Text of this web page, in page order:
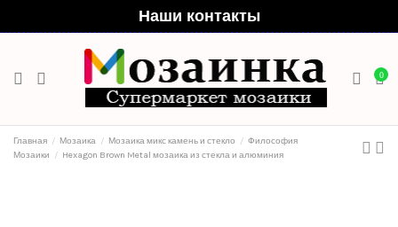
Наши контакты
0
Главная Мозаика Мозаика микс камень и стекло
Философия
Мозаики
Hexagon Brown Metal мозаика из стекла и алюминия